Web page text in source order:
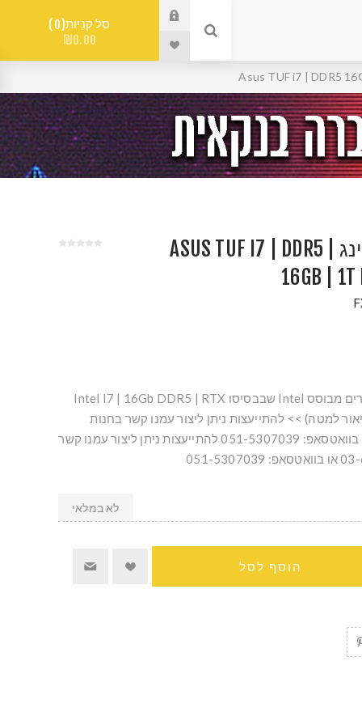
סל קניות 0
₪0.00
מחשב נייד גיימינג | ASUS TUF I7 | DDR5
16GB | 1T
מחשב נייד (לפטופ) לגיימרים מבוסס Intel שבבסיסו Intel I7 | 16Gb DDR5 | RTX
למטה) >> להתייעצות ניתן ליצור עמנו קשר בחנות
בטלפון: 03-6226842 או בוואטסאפ: 051-5307039 להתייעצות ניתן ליצור עמנו קשר
לא במלאי
הוסף לסל